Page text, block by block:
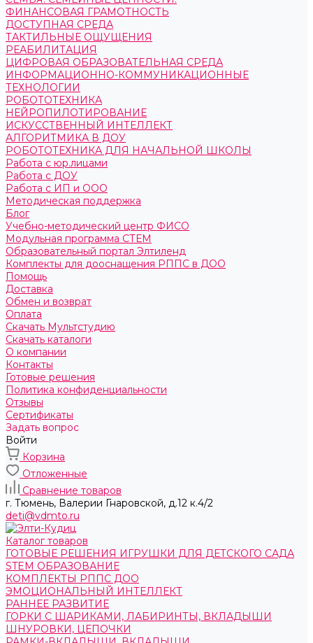
ФИНАНСОВАЯ ГРАМОТНОСТЬ
ДОСТУПНАЯ СРЕДА
ТАКТИЛЬНЫЕ ОЩУЩЕНИЯ
РЕАБИЛИТАЦИЯ
ЦИФРОВАЯ ОБРАЗОВАТЕЛЬНАЯ СРЕДА
ИНФОРМАЦИОННО-КОММУНИКАЦИОННЫЕ
ТЕХНОЛОГИИ
РОБОТОТЕХНИКА
НЕЙРОПИЛОТИРОВАНИЕ
ИСКУССТВЕННЫЙ ИНТЕЛЛЕКТ
АЛГОРИТМИКА В ДОУ
РОБОТОТЕХНИКА ДЛЯ НАЧАЛЬНОЙ ШКОЛЫ
Работа с юр.лицами
Работа с ДОУ
Работа с ИП и ООО
Методическая поддержка
Блог
Учебно-методический центр ФИСО
Модульная программа СТЕМ
Образовательный портал Элтиленд
Комплекты для дооснащения РППС в ДОО
Помощь
Доставка
Обмен и возврат
Оплата
Скачать Мультстудию
Скачать каталоги
О компании
Контакты
Готовые решения
Политика конфиденциальности
Отзывы
Сертификаты
Задать вопрос
Войти
Корзина
Отложенные
Сравнение товаров
г. Тюмень, ​Валерии Гнаровской, д.12 к.4/2
deti@vdmto.ru
Каталог товаров
ГОТОВЫЕ РЕШЕНИЯ ИГРУШКИ ДЛЯ ДЕТСКОГО САДА
STEM ОБРАЗОВАНИЕ
КОМПЛЕКТЫ РППС ДОО
ЭМОЦИОНАЛЬНЫЙ ИНТЕЛЛЕКТ
РАННЕЕ РАЗВИТИЕ
ГОРКИ С ШАРИКАМИ, ЛАБИРИНТЫ, ВКЛАДЫШИ
ШНУРОВКИ, ЦЕПОЧКИ